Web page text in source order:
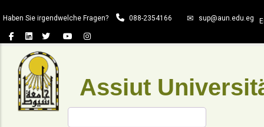
zum
Inhalt
Haben Sie irgendwelche Fragen? 088-2354166 sup@aun.edu.eg
Assiut
Suche